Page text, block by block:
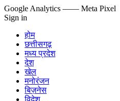
Google Analytics —— Meta Pixel
Sign in
होम
छत्तीसगढ़
मध्य प्रदेश
देश
खेल
मनोरंजन
बिज़नेस
विदेश